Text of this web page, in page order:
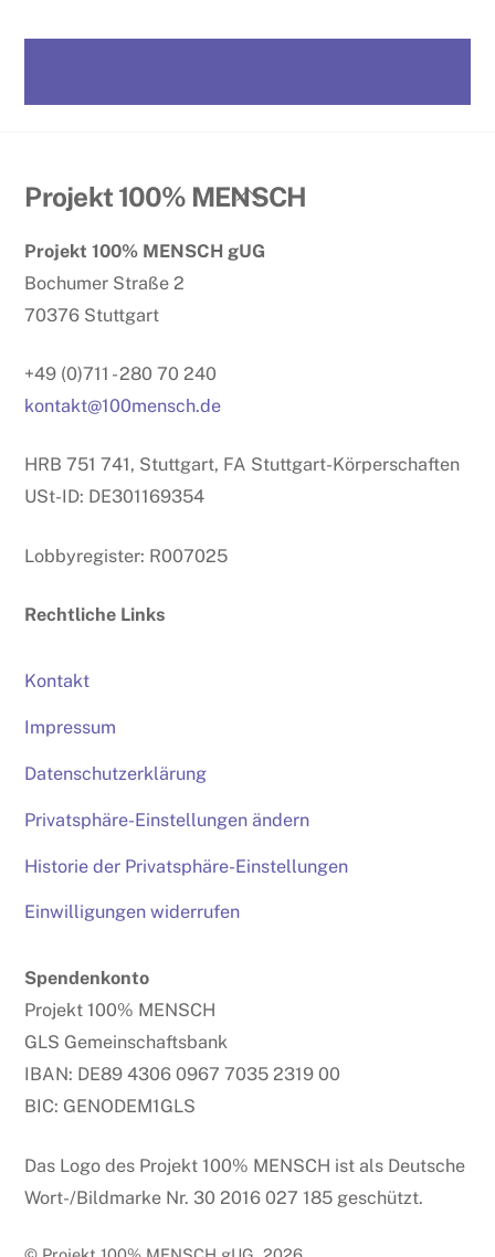
Back
Top
Projekt 100% MENSCH
Projekt 100% MENSCH gUG
Bochumer Straße 2
70376 Stuttgart
+49 (0)711 - 280 70 240
kontakt@100mensch.de
HRB 751 741, Stuttgart, FA Stuttgart-Körperschaften
USt-ID: DE301169354
Lobbyregister: R007025
Rechtliche Links
Kontakt
Impressum
Datenschutzerklärung
Privatsphäre-Einstellungen ändern
Historie der Privatsphäre-Einstellungen
Einwilligungen widerrufen
Spendenkonto
Projekt 100% MENSCH
GLS Gemeinschaftsbank
IBAN: DE89 4306 0967 7035 2319 00
BIC: GENODEM1GLS
Das Logo des Projekt 100% MENSCH ist als Deutsche
Wort-/Bildmarke Nr. 30 2016 027 185 geschützt.